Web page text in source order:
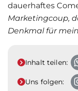
dauerhaftes
Marketingcoup,
Denkmal für
Inhalt teilen:
Uns folgen: